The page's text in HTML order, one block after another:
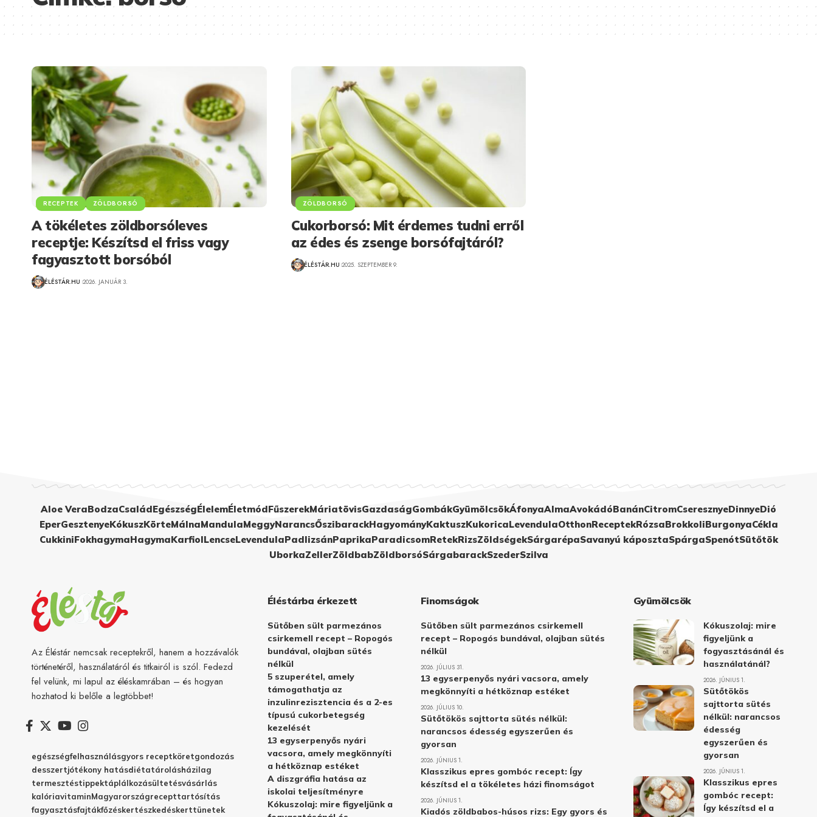
RECEPTEK ZÖLDBORSÓ
A tökéletes zöldborsóleves
receptje: Készítsd el friss vagy
fagyasztott borsóból
ÉLÉSTÁR.HU 2026. JANUÁR 3.
ZÖLDBORSÓ
Cukorborsó: Mit érdemes tudni erről
az édes és zsenge borsófajtáról?
ÉLÉSTÁR.HU 2025. SZEPTEMBER 9.
Aloe VeraBodzaCsaládEgészségÉlelemÉletmódFűszerekMáriatövisGazdaságGombákGyümölcsökÁfonyaAlmaAvokádóBanánCitromCseresznyeDinnyeDió
EperGesztenyeKókuszKörteMálnaMandulaMeggyNarancsŐszibarackHagyományKaktuszKukoricaLevendulaOtthonReceptekRózsaBrokkoliBurgonyaCékla
CukkiniFokhagymaHagymaKarfiolLencseLevendulaPadlizsánPaprikaParadicsomRetekRizsZöldségekSárgarépaSavanyú káposztaSpárgaSpenótSütőtök
UborkaZellerZöldbabZöldborsóSárgabarackSzederSzilva
Az Éléstár nemcsak receptekről, hanem a hozzávalók
történetéről, használatáról és titkairól is szól. Fedezd
fel velünk, mi lapul az éléskamrában – és hogyan
hozhatod ki belőle a legtöbbet!
egészségfelhasználásgyors receptköretgondozás
desszertjótékony hatásdiétatárolásházilag
termesztéstippektáplálkozásültetésvásárlás
kalóriavitaminMagyarországrecepttartósítás
fagyasztásfajtákfőzéskertészkedéskerttünetek
Éléstárba érkezett
Sütőben sült parmezános
csirkemell recept – Ropogós
bundával, olajban sütés
nélkül
5 szuperétel, amely
támogathatja az
inzulinrezisztencia és a 2-es
típusú cukorbetegség
kezelését
13 egyserpenyős nyári
vacsora, amely megkönnyíti
a hétköznap estéket
A diszgráfia hatása az
iskolai teljesítményre
Kókuszolaj: mire figyeljünk a
Finomságok
Sütőben sült parmezános csirkemell
recept – Ropogós bundával, olajban sütés
nélkül
2026. JÚLIUS 31.
13 egyserpenyős nyári vacsora, amely
megkönnyíti a hétköznap estéket
2026. JÚLIUS 10.
Sütőtökös sajttorta sütés nélkül:
narancsos édesség egyszerűen és
gyorsan
2026. JÚNIUS 1.
Klasszikus epres gombóc recept: Így
készítsd el a tökéletes házi finomságot
2026. JÚNIUS 1.
Kiadós zöldbabos-húsos rizs: Egy gyors és
Gyümölcsök
Kókuszolaj: mire
figyeljünk a
fogyasztásánál és
használatánál?
2026. JÚNIUS 1.
Sütőtökös
sajttorta sütés
nélkül: narancsos
édesség
egyszerűen és
gyorsan
2026. JÚNIUS 1.
Klasszikus epres
gombóc recept:
Így készítsd el a